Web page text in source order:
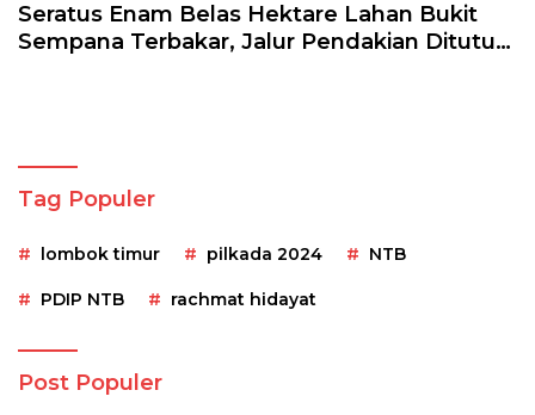
Seratus Enam Belas Hektare Lahan Bukit
Sempana Terbakar, Jalur Pendakian Ditutup
Tag Populer
lombok timur pilkada 2024 NTB
PDIP NTB rachmat hidayat
Post Populer